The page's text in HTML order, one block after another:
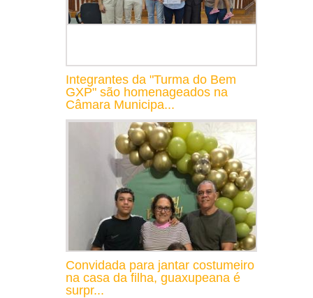
Integrantes da "Turma do Bem
GXP" são homenageados na
Câmara Municipa...
Convidada para jantar costumeiro
na casa da filha, guaxupeana é
surpr...